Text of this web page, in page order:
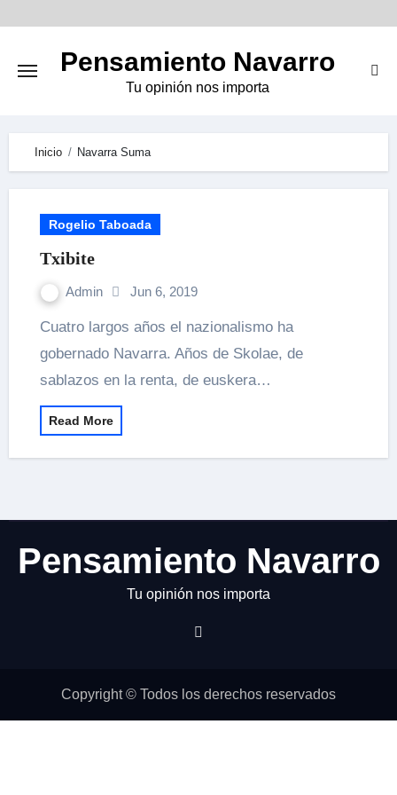
Pensamiento Navarro
Tu opinión nos importa
Inicio Navarra Suma
Rogelio Taboada
Txibite
Admin Jun 6, 2019
Cuatro largos años el nazionalismo ha
gobernado Navarra. Años de Skolae, de
sablazos en la renta, de euskera…
Read More
Pensamiento Navarro
Tu opinión nos importa
Copyright © Todos los derechos reservados